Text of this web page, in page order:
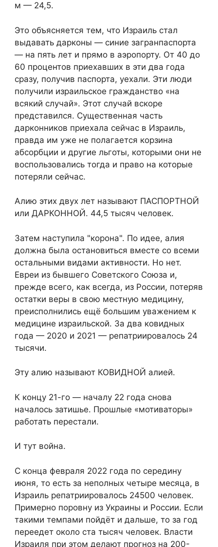
м — 24,5.
Это объясняется тем, что Израиль стал
выдавать дарконы — синие загранпаспорта
— на пять лет и прямо в аэропорту. От 40 до
60 процентов приехавших в эти два года
сразу, получив паспорта, уехали. Эти люди
получили израильское гражданство «на
всякий случай». Этот случай вскоре
представился. Существенная часть
дарконников приехала сейчас в Израиль,
правда им уже не полагается корзина
абсорбции и другие льготы, которыми они не
воспользовались тогда и право на которые
потеряли сейчас.
Алию этих двух лет называют ПАСПОРТНОЙ
или ДАРКОННОЙ. 44,5 тысяч человек.
Затем наступила "корона". По идее, алия
должна была остановиться вместе со всеми
остальными видами активности. Но нет.
Евреи из бывшего Советского Союза и,
прежде всего, как всегда, из России, потеряв
остатки веры в свою местную медицину,
преисполнились ещё большим уважением к
медицине израильской. За два ковидных
года — 2020 и 2021 — репатриировалось 24
тысячи.
Эту алию называют КОВИДНОЙ алией.
К концу 21-го — началу 22 года снова
началось затишье. Прошлые «мотиваторы»
работать перестали.
И тут война.
С конца февраля 2022 года по середину
июня, то есть за неполных четыре месяца, в
Израиль репатриировалось 24500 человек.
Примерно поровну из Украины и России. Если
такими темпами пойдёт и дальше, то за год
переедет около ста тысяч человек. Власти
Израиля при этом делают прогноз на 200-